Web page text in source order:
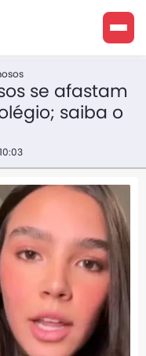
se afastam
saiba o
10:03